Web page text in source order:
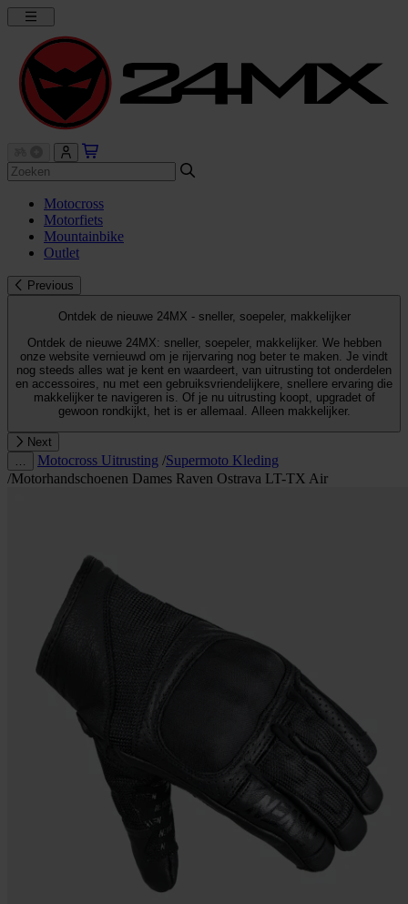
Motocross
Motorfiets
Mountainbike
Outlet
Previous
Ontdek de nieuwe 24MX - sneller, soepeler, makkelijker
Ontdek de nieuwe 24MX: sneller, soepeler, makkelijker. We hebben
onze website vernieuwd om je rijervaring nog beter te maken. Je vindt
nog steeds alles wat je kent en waardeert, van uitrusting tot onderdelen
en accessoires, nu met een gebruiksvriendelijkere, snellere ervaring die
makkelijker te navigeren is. Of je nu uitrusting koopt, upgradet of
gewoon rondkijkt, het is er allemaal. Alleen makkelijker.
Next
Motocross Uitrusting /Supermoto Kleding
/Motorhandschoenen Dames Raven Ostrava LT-TX Air